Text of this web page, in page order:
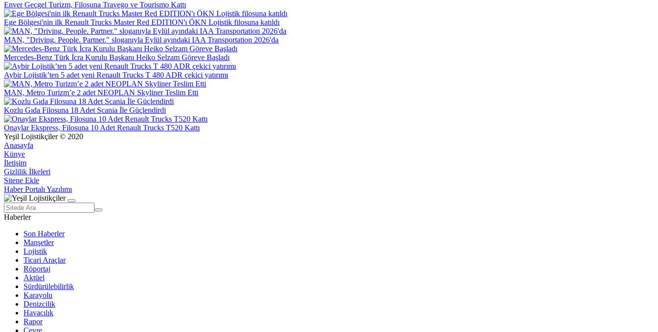
Enver Geçgel Turizm, Filosuna Travego ve Tourismo Kattı
Ege Bölgesi'nin ilk Renault Trucks Master Red EDITION'ı ÖKN Lojistik filosuna katıldı
MAN, "Driving. People. Partner." sloganıyla Eylül ayındaki IAA Transportation 2026'da
Mercedes-Benz Türk İcra Kurulu Başkanı Heiko Selzam Göreve Başladı
Aybir Lojistik’ten 5 adet yeni Renault Trucks T 480 ADR çekici yatırımı
MAN, Metro Turizm’e 2 adet NEOPLAN Skyliner Teslim Etti
Kozlu Gıda Filosuna 18 Adet Scania İle Güçlendirdi
Onaylar Ekspress, Filosuna 10 Adet Renault Trucks T520 Kattı
Yeşil Lojistikçiler © 2020
Anasayfa
Künye
İletişim
Gizlilik İlkeleri
Sitene Ekle
Haber Portalı Yazılımı
Haberler
Son Haberler
Manşetler
Lojistik
Ticari Araçlar
Röportaj
Aktüel
Sürdürülebilirlik
Karayolu
Denizcilik
Havacılık
Rapor